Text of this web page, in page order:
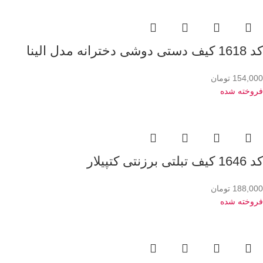
کد 1618 کیف دستی دوشی دخترانه مدل الینا
154,000 تومان
فروخته شده
کد 1646 کیف تبلتی برزنتی کتپیلار
188,000 تومان
فروخته شده